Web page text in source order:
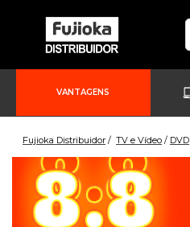
VANTAGENS
Fujioka Distribuidor TV e Vídeo DVD